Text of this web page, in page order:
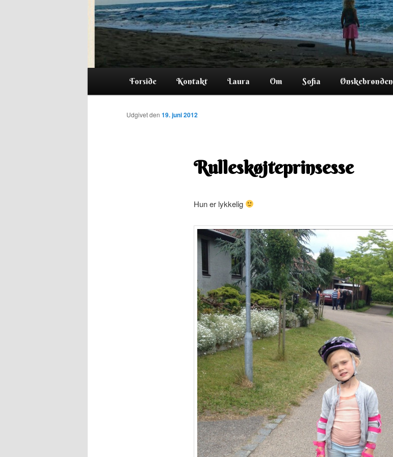
Forside Kontakt Laura Om Sofia Ønskebrønden
Rulleskøjteprinsesse
Udgivet den 19. juni 2012
Hun er lykkelig